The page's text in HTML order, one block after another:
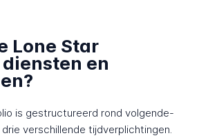
Lone Star
en
is gestructureerd rond volgende-
verschillende tijdverplichtingen.